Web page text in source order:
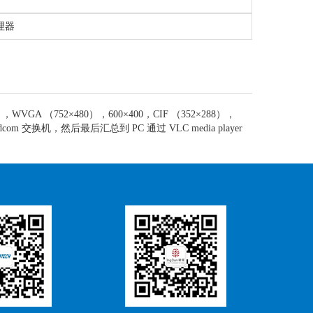
器
WVGA （752×480），600×400，CIF （352×288），
交换机，然后最后汇总到 PC 通过 VLC media player